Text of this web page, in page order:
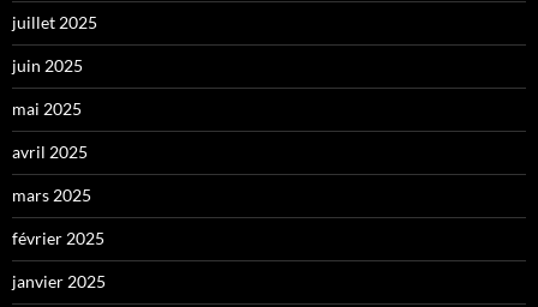
juillet 2025
juin 2025
mai 2025
avril 2025
mars 2025
février 2025
janvier 2025